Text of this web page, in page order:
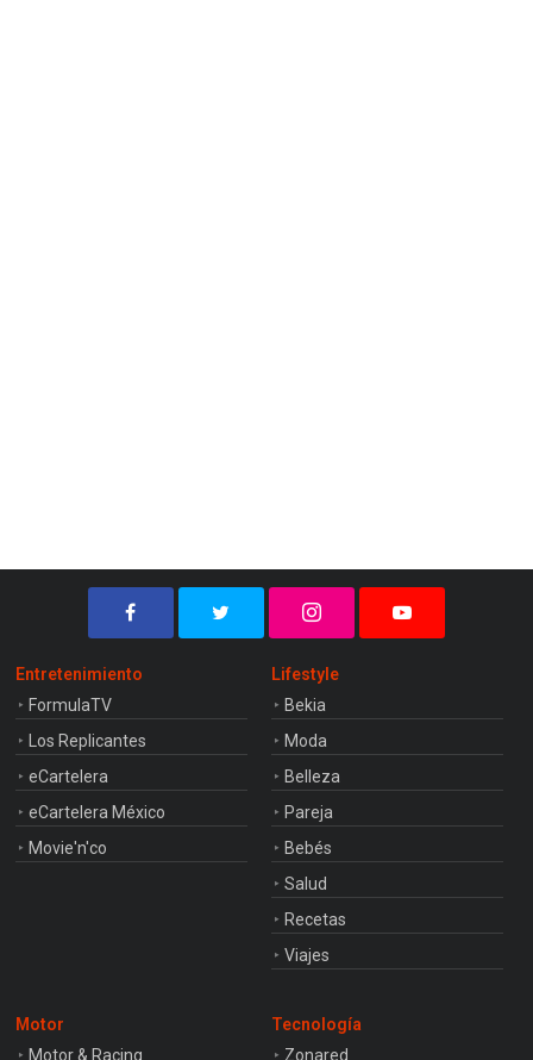
Entretenimiento
FormulaTV
Los Replicantes
eCartelera
eCartelera México
Movie'n'co
Lifestyle
Bekia
Moda
Belleza
Pareja
Bebés
Salud
Recetas
Viajes
Motor
Motor & Racing
Tecnología
Zonared